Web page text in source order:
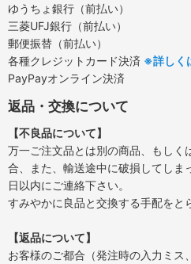
ゆうちょ銀行（前払い）
三菱UFJ銀行（前払い）
郵便振替（前払い）
各種クレジットカード決済 ※詳しく
PayPayオンライン決済
返品・交換について
【不良品について】
万一ご注文品とは別の商品、もしく
合、また、輸送途中に破損してしま
日以内にご連絡下さい。
すみやかに良品と交換する手配をと
【返品について】
お客様のご都合（発注時の入力ミス